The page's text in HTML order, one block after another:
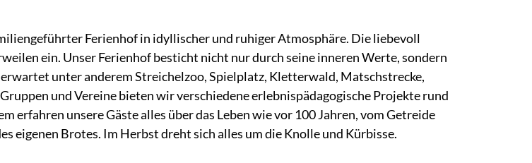
Ferienhof in idyllischer und ruhiger Atmosphäre. Die liebevoll
ein. Unser Ferienhof besticht nicht nur durch seine inneren Werte, sondern
unter anderem Streichelzoo, Spielplatz, Kletterwald, Matschstrecke,
und Vereine bieten wir verschiedene erlebnispädagogische Projekte rund
erfahren unsere Gäste alles über das Leben wie vor 100 Jahren, vom Getreide
eigenen Brotes. Im Herbst dreht sich alles um die Knolle und Kürbisse.